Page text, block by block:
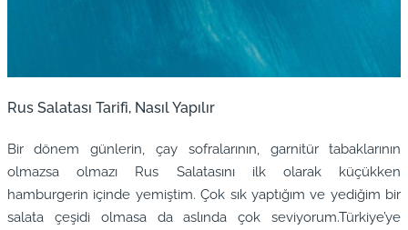
Rus Salatası Tarifi, Nasıl Yapılır
Bir dönem günlerin, çay sofralarının, garnitür tabaklarının
olmazsa olmazı Rus Salatasını ilk olarak küçükken
hamburgerin içinde yemiştim. Çok sık yaptığım ve yediğim bir
salata çeşidi olmasa da aslında çok seviyorum.Türkiye’ye